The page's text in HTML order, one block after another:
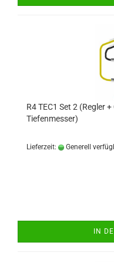
R4 TEC1 Set 2 (Regler
Tiefenmesser)
Lieferzeit: Generell
IN